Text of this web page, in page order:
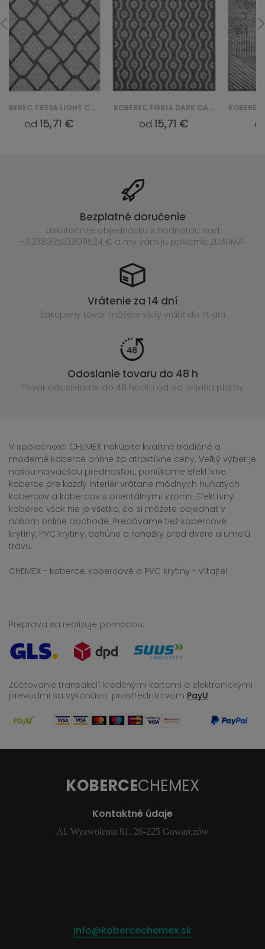
od15,71 € od15,71 €
Bezplatné doručenie
Uskutočnite objednávku s hodnotou nad
-0.23809523809524 € a my vám ju pošleme ZDARMA!
Vrátenie za 14 dní
Zakúpený tovar môžete vždy vrátiť do 14 dní
Odoslanie tovaru do 48 h
Tovar odosielame do 48 hodín od od prijatia platby
V spoločnosti CHEMEX nakúpite kvalitné tradičné a
moderné koberce online za atraktívne ceny. Veľký výber je
našou najväčšou prednosťou, ponúkame efektívne
koberce pre každý interiér vrátane módnych huňatých
kobercov a kobercov s orientálnymi vzormi. Efektívny
koberec však nie je všetko, čo si môžete objednať v
našom online obchode. Predávame tiež kobercové
krytiny, PVC krytiny, behúne a rohožky pred dvere a umelú
trávu.
CHEMEX - koberce, kobercové a PVC krytiny - vítajte!
Preprava sa realizuje pomocou:
Zúčtovanie transakcií kreditnými kartami a elektronickými
prevodmi sa vykonáva prostredníctvom PayU
KOBERCECHEMEX
Kontaktné údaje
Al. Wyzwolenia 61, 26-225 Gowarczów
info@kobercechemex.sk